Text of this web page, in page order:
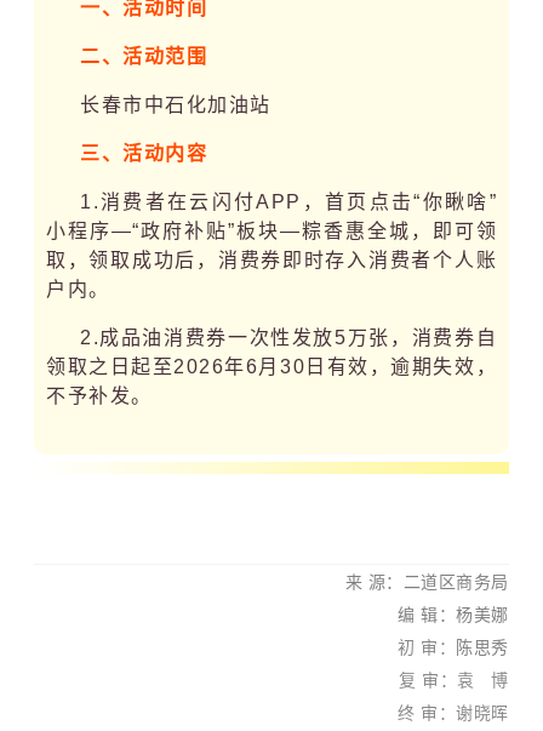
一、活动时间
二、活动范围
长春市中石化加油站
三、活动内容
1.消费者在云闪付APP，首页点击“你瞅啥”
小程序—“政府补贴”板块—粽香惠全城，即可领
取，领取成功后，消费券即时存入消费者个人账
户内。
2.成品油消费券一次性发放5万张，消费券自
领取之日起至2026年6月30日有效，逾期失效，
不予补发。
来 源：
二道区商务局
编 辑：杨美娜
初 审：
陈思秀
复 审： 袁 博
终 审：谢晓晖